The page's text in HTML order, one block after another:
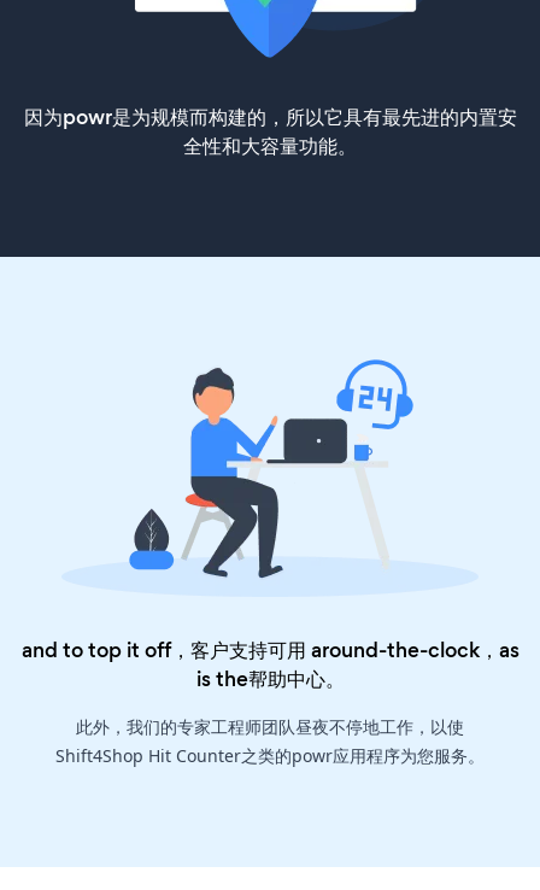
因为powr是为规模而构建的，所以它具有最先进的内置安
全性和大容量功能。
and to top it off，客户支持可用 around-the-clock，as
is the帮助中心。
此外，我们的专家工程师团队昼夜不停地工作，以使
Shift4Shop Hit Counter之类的powr应用程序为您服务。